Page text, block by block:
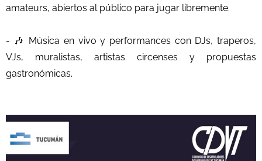
amateurs, abiertos al público para jugar libremente.
- 🎶 Música en vivo y performances con DJs, traperos,
VJs, muralistas, artistas circenses y propuestas
gastronómicas.